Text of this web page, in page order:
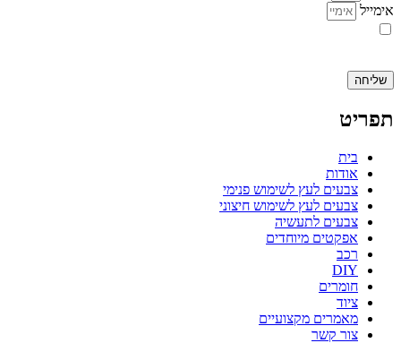
אימייל
שליחה
תפריט
בית
אודות
צבעים לעץ לשימוש פנימי
צבעים לעץ לשימוש חיצוני
צבעים לתעשיה
אפקטים מיוחדים
רכב
DIY
חומרים
ציוד
מאמרים מקצועיים
צור קשר